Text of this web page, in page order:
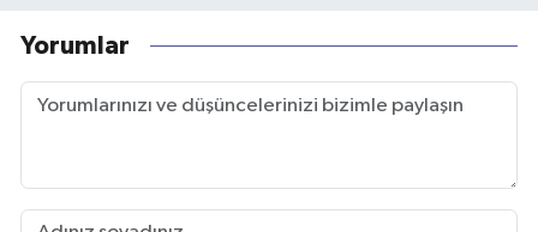
Yorumlar